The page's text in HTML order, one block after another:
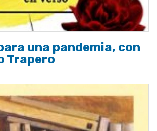
una pandemia, con
Trapero